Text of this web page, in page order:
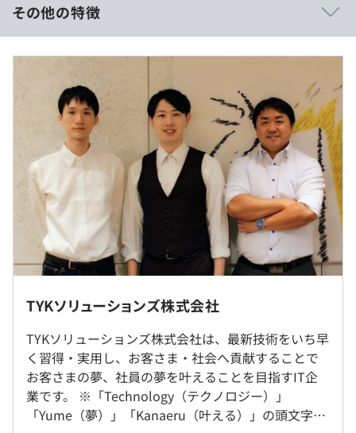
【職場の雰囲気】
・多国籍、かつ明るい雰囲気の個性的なエンジニアたちが
在籍しています。
・最先端技術を貪欲に取り入れようとする社風がありま
す。
・先輩メンバー自身が未経験からスタートしているという
こともあり、後輩の面倒見がよく、何でも気軽に話せる雰
囲気があります。
【開発環境】
・OS：Linux、Windows など
・言語：Python、Java、C#、mcframe、Swift、
JavaScript など
・WebServer：プロジェクトによる
・DB：MySQL、PostgreSQL など
※プロジェクト先（東京、神奈川を中心とした関東圏内）
での常駐勤務となります。
※リモート可（プロジェクトにより）
就業場所の変更範囲
＜雇入時＞
お客さま先、および自宅
＜変更範囲＞
月収：25万円以上
《想定給与》
経験3年以上：月給40万円以上＋賞与
経験1年以上：月給30万円以上＋賞与
※前職給与を考慮します。
※経験年数はあくまでもイメージです。
（※ 想定年収 は年収提示額を保証するものではありません）
9:30〜18:30
※就業時間は担当プロジェクトにより前後します。
休憩時間：60分 ※昼食時間は業務の都合により各々の自
主性に任せています。
平均残業時間：平均10時間以内／月 ※2024年5月時点
その他の特徴
TYKソリューションズ株式会社
TYKソリューションズ株式会社は、最新技術をいち早
く習得・実用し、お客さま・社会へ貢献することで
お客さまの夢、社員の夢を叶えることを目指すIT企
業です。 ※「Technology（テクノロジー）」
「Yume（夢）」「Kanaeru（叶える）」の頭文字を